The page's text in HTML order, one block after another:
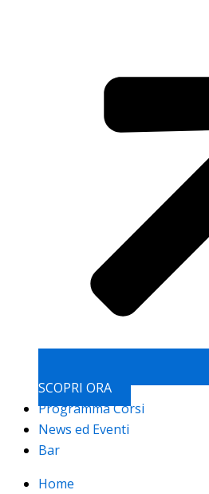
SCOPRI ORA
Programma Corsi
News ed Eventi
Bar
Home